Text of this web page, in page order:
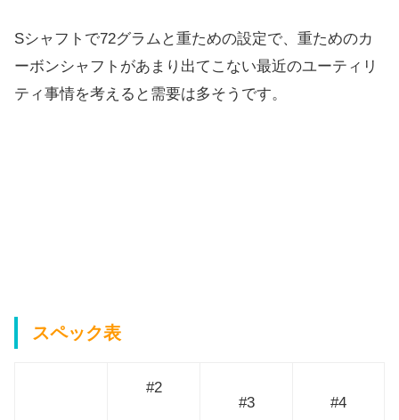
Sシャフトで72グラムと重ための設定で、 重ためのカ
ーボンシャフトがあまり出てこない最近のユーティリ
テ ィ事情を考えると需要は多そうです。
スペック表
#2
#3
#4